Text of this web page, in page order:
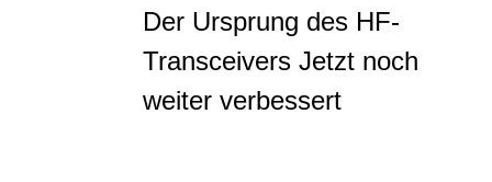
Der Ursprung des HF-
Transceivers Jetzt noch
weiter verbessert